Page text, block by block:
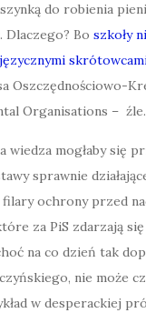
do robienia
Dlaczego? Bo szkoły
Oszczędnościowo-
Organisations – źle.
wiedza mogłaby się
sprawnie
ochrony przed
za PiS zdarzają
na co dzień tak
nie może
w desperackiej